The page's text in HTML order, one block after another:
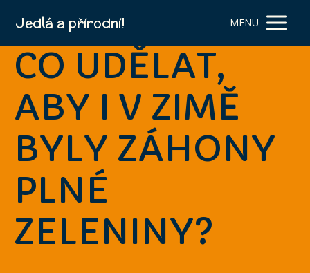
Jedlá a přírodní! MENU
CO UDĚLAT,
ABY I V ZIMĚ
BYLY ZÁHONY
PLNÉ
ZELENINY?